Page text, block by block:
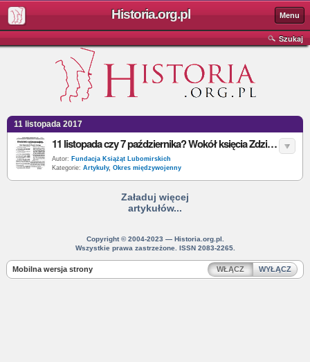
Historia.org.pl Menu
Szukaj
11 listopada 2017
11 listopada czy 7 października? Wokół księcia Zdzisława Lubomirskiego oraz daty odzyskania niepodległości
Autor: Fundacja Książąt Lubomirskich
Kategorie: Artykuły, Okres międzywojenny
Załaduj więcej
artykułów...
Copyright © 2004-2023 — Historia.org.pl.
Wszystkie prawa zastrzeżone. ISSN 2083-2265.
Mobilna wersja strony WŁĄCZ WYŁĄCZ